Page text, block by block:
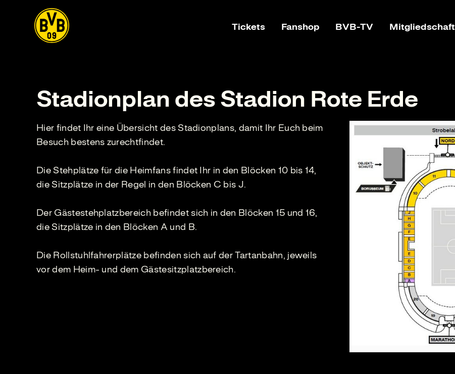
Tickets Fanshop BVB-TV Mitgliedschaft
Stadionplan des Stadion Rote Erde
Hier findet Ihr eine Übersicht des Stadionplans, damit Ihr Euch beim
Besuch bestens zurechtfindet.
Die Stehplätze für die Heimfans findet Ihr in den Blöcken 10 bis 14,
die Sitzplätze in der Regel in den Blöcken C bis J.
Der Gästestehplatzbereich befindet sich in den Blöcken 15 und 16,
die Sitzplätze in den Blöcken A und B.
Die Rollstuhlfahrerplätze befinden sich auf der Tartanbahn, jeweils
vor dem Heim- und dem Gästesitzplatzbereich.